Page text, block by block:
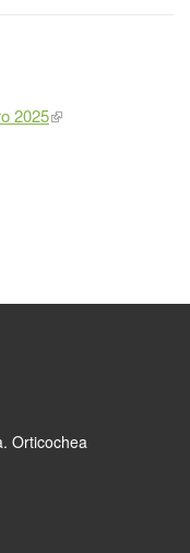
2025
Orticochea